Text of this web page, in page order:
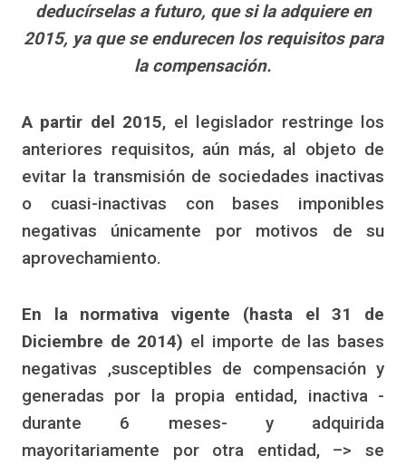
deducírselas a futuro, que si la adquiere en
2015, ya que se endurecen los requisitos para
la compensación.
A partir del 2015, el legislador restringe los
anteriores requisitos, aún más, al objeto de
evitar la transmisión de sociedades inactivas
o cuasi-inactivas con bases imponibles
negativas únicamente por motivos de su
aprovechamiento.
En la normativa vigente (hasta el 31 de
Diciembre de 2014) el importe de las bases
negativas ,susceptibles de compensación y
generadas por la propia entidad, inactiva -
durante 6 meses- y adquirida
mayoritariamente por otra entidad, –> se